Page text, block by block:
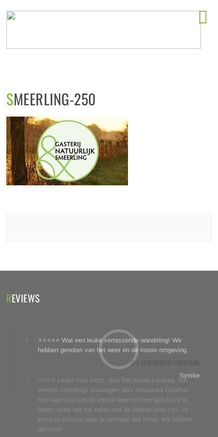
SMEERLING-250
REVIEWS
⭐⭐⭐⭐⭐ Wat een leuke verrassende wandeling! We
hebben genoten van het weer en de mooie omgeving.
GPS SPEURTOCHT FRIESLAND
Sytske
⭐⭐⭐⭐ Leuke Gps tocht, door het mooie Limburg. We
werden vriendelijk ontvangen door restaurant Geulhof.
Het was voor ons de eerste keer om een gps tocht te
lopen, maar het zal zeker niet de laatste keer zijn. Je
komt op plekjes waar je normaal niet komt. Wij hebben
genoten!